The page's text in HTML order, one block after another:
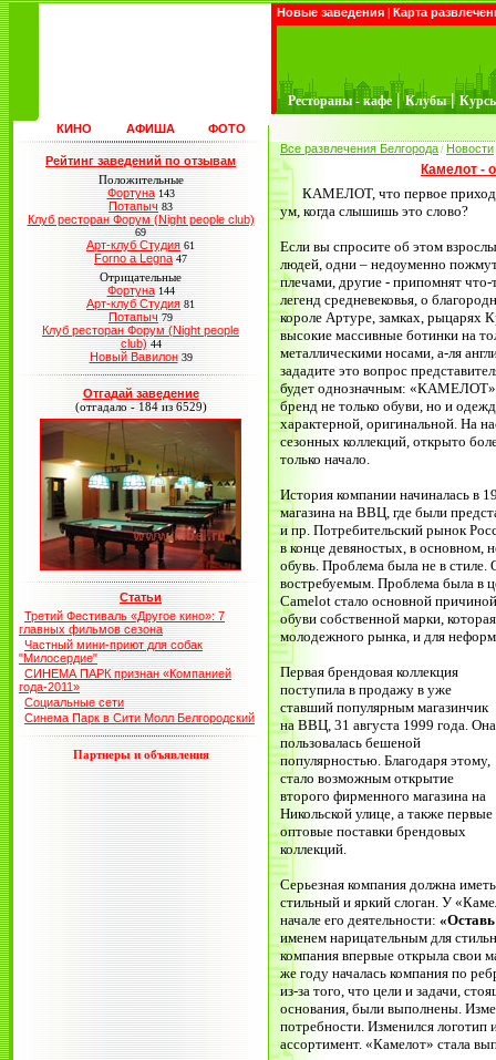
Новые заведения | Карта
Рестораны - кафе | Клубы |
КИНО АФИША ФОТО
Рейтинг заведений по отзывам
Положительные
Фортуна 143
Потапыч 83
Клуб ресторан Форум (Night people club)
69
Арт-клуб Студия 61
Forno a Legna 47
Отрицательные
Фортуна 144
Арт-клуб Студия 81
Потапыч 79
Клуб ресторан Форум (Night people
club) 44
Новый Вавилон 39
Отгадай заведение
(отгадало - 184 из 6529)
Статьи
Третий Фестиваль «Другое кино»: 7
главных фильмов сезона
Частный мини-приют для собак
"Милосердие"
СИНЕМА ПАРК признан «Компанией
года-2011»
Социальные сети
Синема Парк в Сити Молл Белгородский
Партнеры и объявления
Все развлечения Белгорода / Новости
Камелот -
КАМЕЛОТ, что первое
ум, когда слышишь это слово?
Если вы спросите об этом
людей, одни – недоуменно
плечами, другие - припомнят что-
легенд средневековья, о
короле Артуре, замках, рыцарях
высокие массивные ботинки на
металлическими носами, а-ля
зададите это вопрос
будет однозначным: «КАМЕЛОТ»
бренд не только обуви, но и
характерной, оригинальной. На
сезонных коллекций, открыто
только начало.
История компании начиналась в
магазина на ВВЦ, где были
и пр. Потребительский рынок
в конце девяностых, в основном,
обувь. Проблема была не в
востребуемым. Проблема была в
Camelot стало основной
обуви собственной марки,
молодежного рынка, и для
Первая брендовая коллекция
поступила в продажу в уже
ставший популярным магазинчик
на ВВЦ, 31 августа 1999 года. Она
пользовалась бешеной
популярностью. Благодаря этому,
стало возможным открытие
второго фирменного магазина на
Никольской улице, а также первые
оптовые поставки брендовых
коллекций.
Серьезная компания должна иметь
стильный и яркий слоган. У
начале его деятельности: «Оставь
именем нарицательным для
компания впервые открыла свои
же году началась компания по
из-за того, что цели и задачи,
основания, были выполнены.
потребности. Изменился логотип
ассортимент. «Камелот» стала